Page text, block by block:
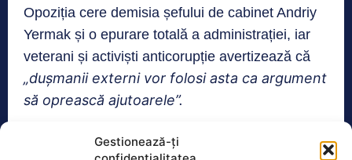
Gestionează-ți
Opoziția cere demisia șefului de cabinet Andriy
Yermak și o epurare totală a administrației, iar
veterani și activiști anticorupție avertizează că
„dușmanii externi vor folosi asta ca argument
să oprească ajutoarele”.
În vara lui 2025, Zelenski a încercat să